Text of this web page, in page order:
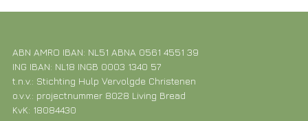
ABN AMRO IBAN: NL51 ABNA 0561 4551 39
ING IBAN: NL18 INGB 0003 1340 57
t.n.v.: Stichting Hulp Vervolgde Christenen
o.v.v.: projectnummer 8028 Living Bread
KvK: 18084430